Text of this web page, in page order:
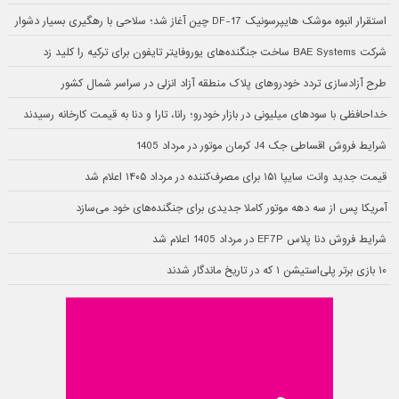
استقرار انبوه موشک هایپرسونیک DF-17 چین آغاز شد؛ سلاحی با رهگیری بسیار دشوار
شرکت BAE Systems ساخت جنگنده‌های یوروفایتر تایفون برای ترکیه را کلید زد
طرح آزادسازی تردد خودروهای پلاک منطقه آزاد انزلی در سراسر شمال کشور
خداحافظی با سودهای میلیونی در بازار خودرو؛ رانا، تارا و دنا به قیمت کارخانه رسیدند
شرایط فروش اقساطی جک J4 کرمان موتور در مرداد 1405
قیمت جدید وانت سایپا ۱۵۱ برای مصرف‌کننده در مرداد ۱۴۰۵ اعلام شد
آمریکا پس از سه دهه موتور کاملا جدیدی برای جنگنده‌های خود می‌سازد
شرایط فروش دنا پلاس EF7P در مرداد 1405 اعلام شد
۱۰ بازی برتر پلی‌استیشن ۱ که در تاریخ ماندگار شدند